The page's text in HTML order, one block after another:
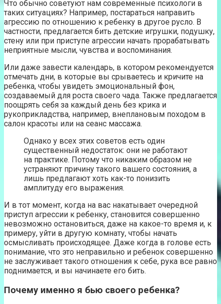
Что обычно советуют нам современные психологи в
таких ситуациях? Например, постараться направить
агрессию по отношению к ребенку в другое русло. В
частности, предлагается бить детские игрушки, подушку,
стену или при приступе агрессии начать прорабатывать
неприятные мысли, чувства и воспоминания.
Или даже завести календарь, в котором рекомендуется
отмечать дни, в которые вы срываетесь и кричите на
ребенка, чтобы увидеть эмоциональный фон,
создаваемый для роста своего чада. Также предлагается
поощрять себя за каждый день без крика и
рукоприкладства, например, внеплановым походом в
салон красоты или на сеанс массажа.
Однако у всех этих советов есть один
существенный недостаток: они не работают
на практике. Потому что никаким образом не
устраняют причину такого вашего состояния, а
лишь предлагают хоть как-то понизить
амплитуду его выражения.
И в тот момент, когда на вас накатывает очередной
приступ агрессии к ребенку, становится совершенно
невозможно остановиться, даже на какое-то время и, к
примеру, уйти в другую комнату, чтобы начать
осмысливать происходящее. Даже когда в голове есть
понимание, что это неправильно и ребенок совершенно
не заслуживает такого отношения к себе, рука все равно
поднимается, и вы начинаете его бить.
Почему именно я бью своего ребенка?